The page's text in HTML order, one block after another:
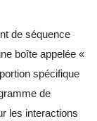
de séquence
boîte appelée «
spécifique
de
les interactions